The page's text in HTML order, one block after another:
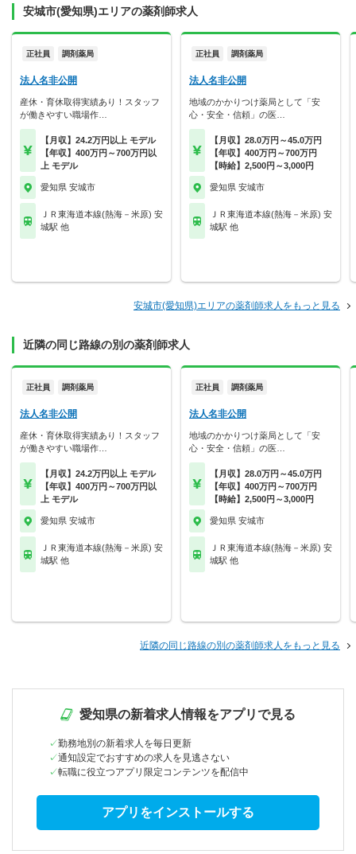
安城市(愛知県)エリアの薬剤師求人
正社員 調剤薬局
法人名非公開
産休・育休取得実績あり！スタッフ
が働きやすい職場作…
【月収】24.2万円以上 モデル
【年収】400万円～700万円以
上 モデル
愛知県 安城市
ＪＲ東海道本線(熱海－米原) 安
城駅 他
正社員 調剤薬局
法人名非公開
地域のかかりつけ薬局として「安
心・安全・信頼」の医…
【月収】28.0万円～45.0万円
【年収】400万円～700万円
【時給】2,500円～3,000円
愛知県 安城市
ＪＲ東海道本線(熱海－米原) 安
城駅 他
安城市(愛知県)エリアの薬剤師求人をもっと見る
近隣の同じ路線の別の薬剤師求人
正社員 調剤薬局
法人名非公開
産休・育休取得実績あり！スタッフ
が働きやすい職場作…
【月収】24.2万円以上 モデル
【年収】400万円～700万円以
上 モデル
愛知県 安城市
ＪＲ東海道本線(熱海－米原) 安
城駅 他
正社員 調剤薬局
法人名非公開
地域のかかりつけ薬局として「安
心・安全・信頼」の医…
【月収】28.0万円～45.0万円
【年収】400万円～700万円
【時給】2,500円～3,000円
愛知県 安城市
ＪＲ東海道本線(熱海－米原) 安
城駅 他
近隣の同じ路線の別の薬剤師求人をもっと見る
愛知県の新着求人情報をアプリで見る
勤務地別の新着求人を毎日更新
通知設定でおすすめの求人を見逃さない
転職に役立つアプリ限定コンテンツを配信中
アプリをインストールする